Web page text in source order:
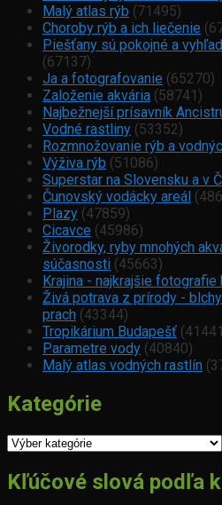
Malý atlas rýb (71495)
Choroby rýb a ich liečenie
Piešťany sú pokojné a
(67137)
Ja a fotografovanie (65270)
Založenie akvária (58741)
Najbežnejší prísavník
Vodné rastliny (53352)
Rozmnožovanie rýb a
Výživa rýb (51086)
Superstar na Slovensku a v
Čunovský vodácky areál
Plazy (47859)
Cicavce (45986)
Živorodky, ryby mnohých
súčasnosti (45663)
Krajina - najkrajšie fotografie
Živá potrava z prírody -
prach (43344)
Tropikárium Budapešť
Parametre vody (40840)
Malý atlas vodných rastlín
Kategórie
Kategórie
Kľúčové slová podľa